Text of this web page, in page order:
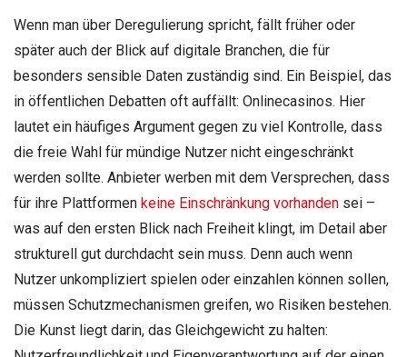
Wenn man über Deregulierung spricht, fällt früher oder
später auch der Blick auf digitale Branchen, die für
besonders sensible Daten zuständig sind. Ein Beispiel, das
in öffentlichen Debatten oft auffällt: Onlinecasinos. Hier
lautet ein häufiges Argument gegen zu viel Kontrolle, dass
die freie Wahl für mündige Nutzer nicht eingeschränkt
werden sollte. Anbieter werben mit dem Versprechen, dass
für ihre Plattformen keine Einschränkung vorhanden sei –
was auf den ersten Blick nach Freiheit klingt, im Detail aber
strukturell gut durchdacht sein muss. Denn auch wenn
Nutzer unkompliziert spielen oder einzahlen können sollen,
müssen Schutzmechanismen greifen, wo Risiken bestehen.
Die Kunst liegt darin, das Gleichgewicht zu halten: